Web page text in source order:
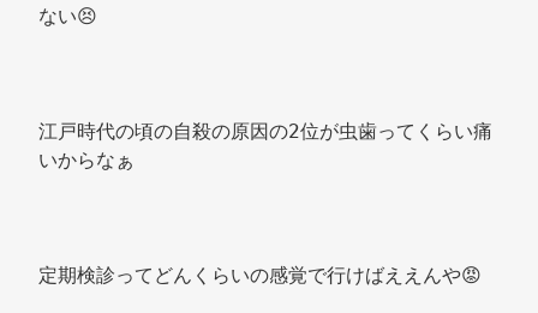
ない😣
江戸時代の頃の自殺の原因の2位が虫歯ってくらい痛
いからなぁ
定期検診ってどんくらいの感覚で行けばええんや😡